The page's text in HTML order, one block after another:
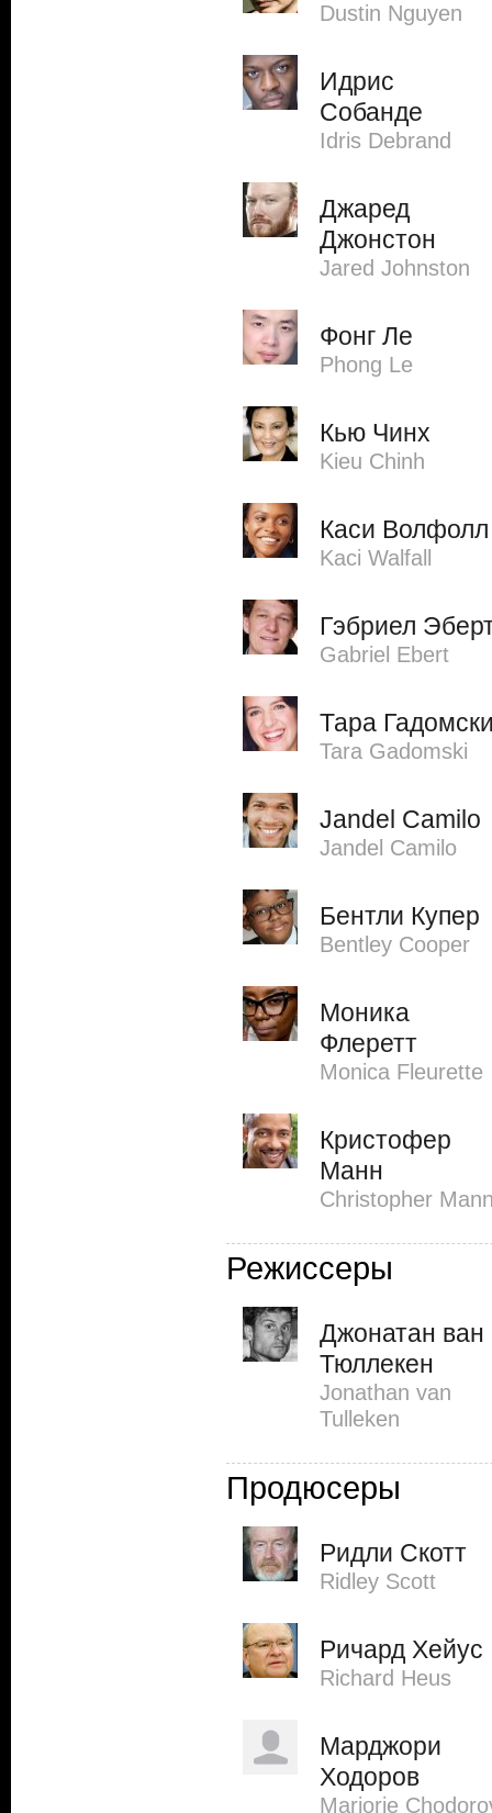
Dustin Nguyen
Идрис
Собанде
Idris Debrand
Джаред
Джонстон
Jared Johnston
Фонг Ле
Phong Le
Кью Чинх
Kieu Chinh
Каси Волфолл
Kaci Walfall
Гэбриел
Gabriel Ebert
Тара
Tara Gadomski
Jandel Camilo
Jandel Camilo
Бентли Купер
Bentley Cooper
Моника
Флеретт
Monica Fleurette
Кристофер
Манн
Christopher
Режиссеры
Джонатан ван
Тюллекен
Jonathan van
Tulleken
Продюсеры
Ридли Скотт
Ridley Scott
Ричард Хейус
Richard Heus
Марджори
Ходоров
Marjorie